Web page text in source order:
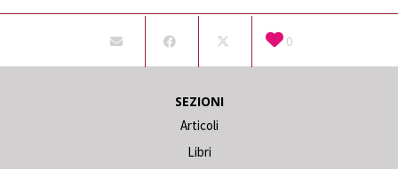
0
SEZIONI
Articoli
Libri